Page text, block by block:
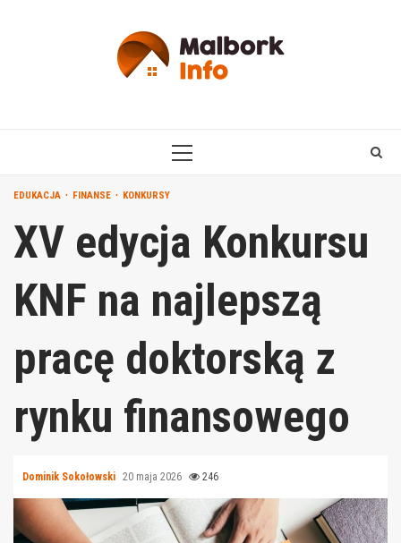
PRIMARY
EDUKACJA FINANSE KONKURSY
XV edycja Konkursu
KNF na najlepszą
pracę doktorską z
rynku finansowego
Dominik Sokołowski 20 maja 2026 246